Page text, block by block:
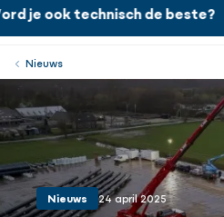
Hanab. Word je ook
je ook technisch de beste?
Nieuws
Nieuws 24 april 2025